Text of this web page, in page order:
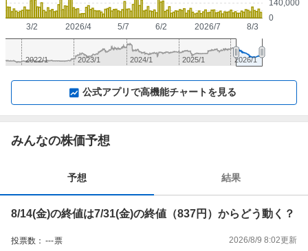
0
140,000
2026/4 2026/7
3/2 5/7 6/2 8/3
2023/1 2025/1
2022/1 2024/1 2026/1
公式アプリで高機能チャートを見る
みんなの株価予想
予想 結果
8/14(金)の終値は7/31(金)の終値（837円）からどう動く？
投票数： ---票 2026/8/9 8:02更新